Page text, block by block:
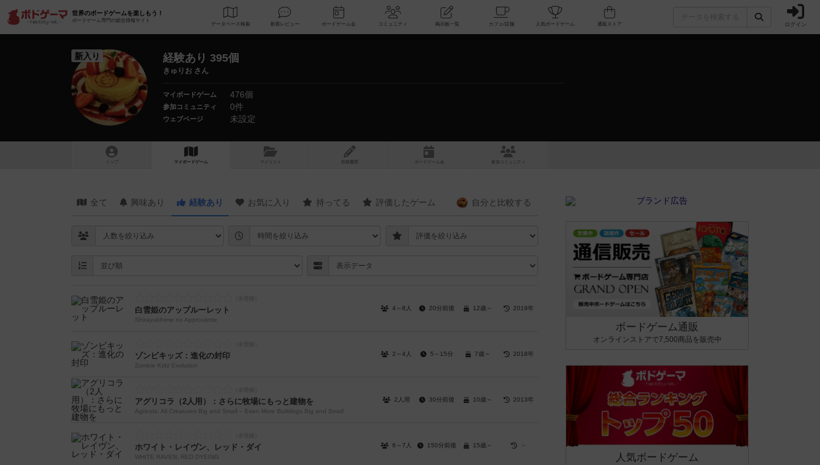
世界のボードゲームを楽しもう！
ボードゲーム専門の総合情報サイト
データベース 検索 新着レビュー ボードゲーム会 コミュニティ 掲示板一覧 カフェ/店舗 人気ボードゲーム ログイン
新入り 経験あり 395個
きゅりお さん
マイボードゲーム 476個
参加コミュニティ 0件
ウェブページ 未設定
トップ マイボードゲーム マイリスト 投稿履歴 ボ ドゲ ーム コミュニティ
全て 興味あり 経験あり お気に入り 持ってる 評価したゲーム 自分と 比較する
白雪姫のアップルーレット
Shirayukihime no Approulette
4～8人 20分前後 12歳～ 2019年
ゾンビキッズ：進化の封印
Zombie Kidz Evolution
2～4人 5～15分 7歳～ 2018年
アグリコラ（2人用）：さらに牧場にもっと建物を
Agricola: All Creatures Big and Small – Even More Buildings Big and Small
2人用 30分前後 10歳～ 2013年
ホワイト・レイヴン、レッド・ダイ
WHITE RAVEN, RED DYEING
6～7人 150分前後 15歳～ －
ボードゲーム通販
オンラインストアで7,500商品を販売中
人気ボードゲーム